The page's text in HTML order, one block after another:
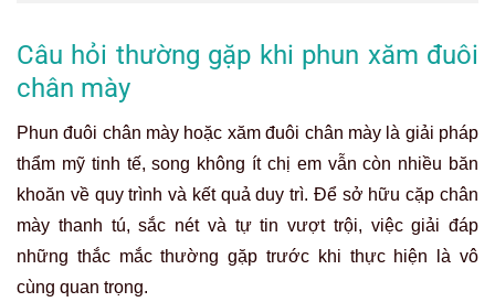
Câu hỏi thường gặp khi phun xăm đuôi
chân mày
Phun đuôi chân mày hoặc xăm đuôi chân mày là giải pháp
thẩm mỹ tinh tế, song không ít chị em vẫn còn nhiều băn
khoăn về quy trình và kết quả duy trì. Để sở hữu cặp chân
mày thanh tú, sắc nét và tự tin vượt trội, việc giải đáp
những thắc mắc thường gặp trước khi thực hiện là vô
cùng quan trọng.